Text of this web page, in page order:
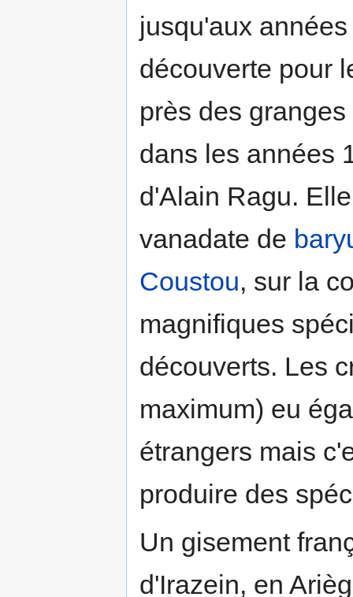
jusqu'aux
découverte pour
près des
dans les années
d'Alain Ragu.
vanadate de
Coustou, sur la
magnifiques
découverts. Les
maximum) eu
étrangers mais
produire des
Un gisement
d'Irazein, en